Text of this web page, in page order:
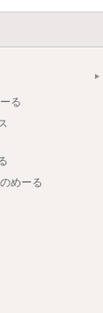
る
めーる